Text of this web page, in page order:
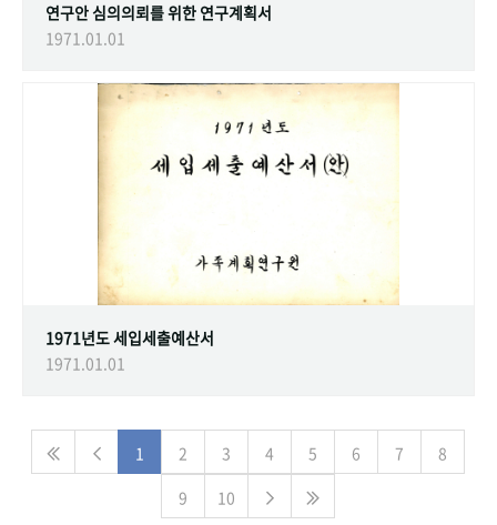
연구안 심의의뢰를 위한 연구계획서
1971.01.01
1971년도 세입세출예산서
1971.01.01
1 2 3 4 5 6 7
8
9
10